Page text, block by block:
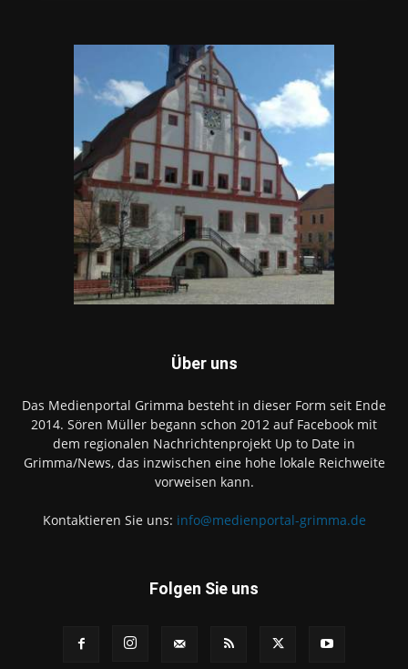
Über uns
Das Medienportal Grimma besteht in dieser Form seit Ende
2014. Sören Müller begann schon 2012 auf Facebook mit
dem regionalen Nachrichtenprojekt Up to Date in
Grimma/News, das inzwischen eine hohe lokale Reichweite
vorweisen kann.
Kontaktieren Sie uns: info@medienportal-grimma.de
Folgen Sie uns